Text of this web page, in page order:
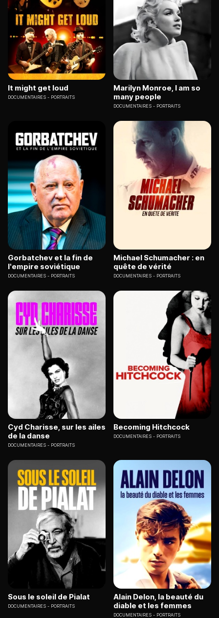
It might get loud
DOCUMENTAIRES PORTRAITS
Marilyn Monroe, I am so
many people
DOCUMENTAIRES PORTRAITS
Gorbatchev et la fin de
l'empire soviétique
DOCUMENTAIRES PORTRAITS
Michael Schumacher : en
quête de vérité
DOCUMENTAIRES PORTRAITS
Cyd Charisse, sur les ailes
de la danse
DOCUMENTAIRES PORTRAITS
Becoming Hitchcock
DOCUMENTAIRES PORTRAITS
Sous le soleil de Pialat
DOCUMENTAIRES PORTRAITS
Alain Delon, la beauté du
diable et les femmes
DOCUMENTAIRES PORTRAITS